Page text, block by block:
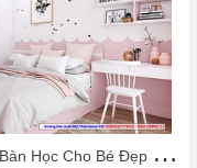
M
ẫu Bàn Học Cho Bé Đẹp Rẻ Home 3D